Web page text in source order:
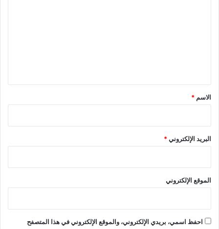
*
الاسم *
البريد الإلكتروني*
الموقع الإلكتروني
احفظ اسمي، بريدي الإلكتروني، والموقع الإلكتروني في هذا المتصفح